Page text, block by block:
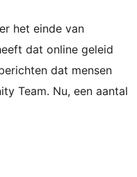
het einde van
dat online geleid
dat mensen
Team. Nu, een aantal